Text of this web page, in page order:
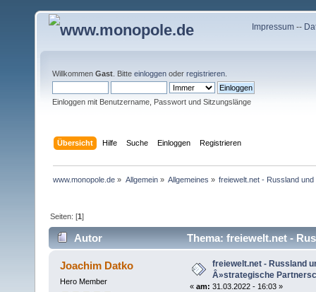
Impressum--
Willkommen Gast . Bitte einloggen oder registrieren
Einloggen mit Benutzername, Passwort und Sitzungslänge
Übersicht Hilfe Suche Einloggen Registrieren
www.monopole.de » Allgemein» Allgemeines » freiewelt.net - Russland
Seiten: [1]
Autor
Thema: freiewelt.net -
(Gelesen 16935 mal)
Joachim Datko
Hero Member
freiewelt.net - Russland
Â»strategische
« am: 31.03.2022 - 16:03 »